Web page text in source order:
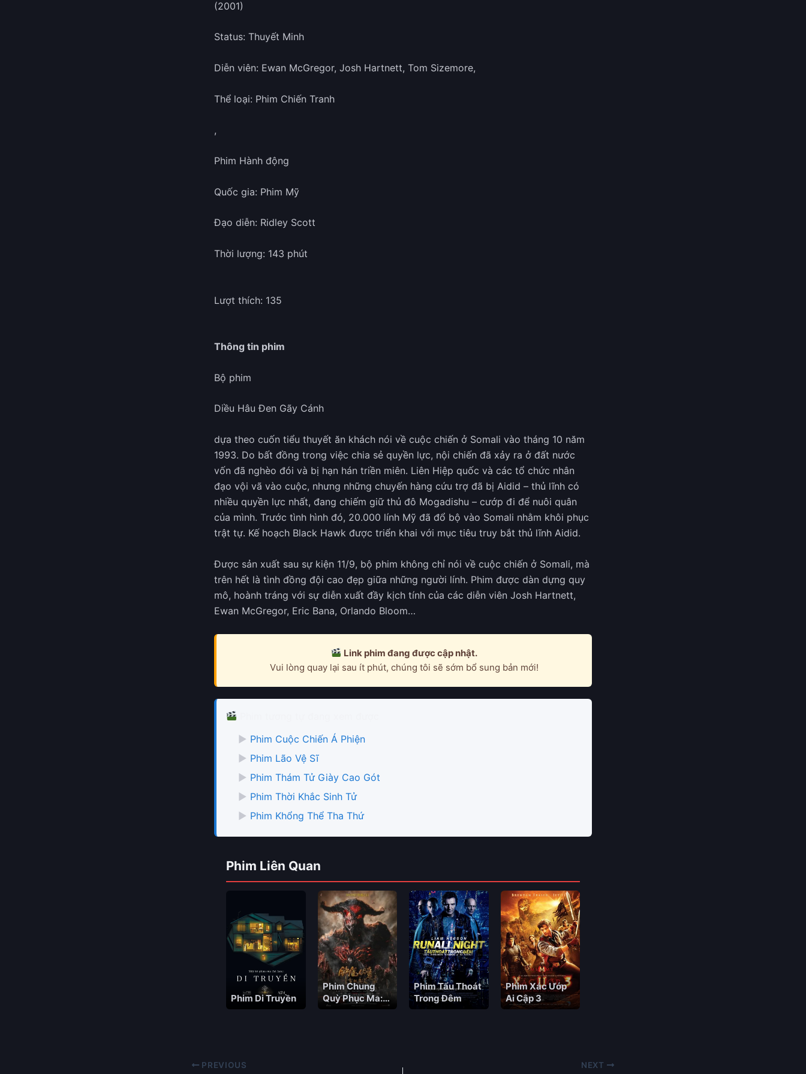
(2001)
Status: Thuyết Minh
Diễn viên: Ewan McGregor, Josh Hartnett, Tom Sizemore,
Thể loại: Phim Chiến Tranh
,
Phim Hành động
Quốc gia: Phim Mỹ
Đạo diễn: Ridley Scott
Thời lượng: 143 phút
Lượt thích: 135
Thông tin phim
Bộ phim
Diều Hâu Đen Gãy Cánh
dựa theo cuốn tiểu thuyết ăn khách nói về cuộc chiến ở Somali vào tháng 10 năm
1993. Do bất đồng trong việc chia sẻ quyền lực, nội chiến đã xảy ra ở đất nước
vốn đã nghèo đói và bị hạn hán triền miên. Liên Hiệp quốc và các tổ chức nhân
đạo vội vã vào cuộc, nhưng những chuyến hàng cứu trợ đã bị Aidid – thủ lĩnh có
nhiều quyền lực nhất, đang chiếm giữ thủ đô Mogadishu – cướp đi để nuôi quân
của mình. Trước tình hình đó, 20.000 lính Mỹ đã đổ bộ vào Somali nhằm khôi phục
trật tự. Kế hoạch Black Hawk được triển khai với mục tiêu truy bắt thủ lĩnh Aidid.
Được sản xuất sau sự kiện 11/9, bộ phim không chỉ nói về cuộc chiến ở Somali, mà
trên hết là tình đồng đội cao đẹp giữa những người lính. Phim được dàn dựng quy
mô, hoành tráng với sự diễn xuất đầy kịch tính của các diễn viên Josh Hartnett,
Ewan McGregor, Eric Bana, Orlando Bloom…
Link phim đang được cập nhật.
Vui lòng quay lại sau ít phút, chúng tôi sẽ sớm bổ sung bản mới!
▶ Phim Cuộc Chiến Á Phiện
▶ Phim Lão Vệ Sĩ
▶ Phim Thám Tử Giày Cao Gót
▶ Phim Thời Khắc Sinh Tử
▶ Phim Khổng Thể Tha Thứ
Phim Liên Quan
Phim Di Truyền
Phim Chung
Quỳ Phục Ma:
Tuyết Yêu Ma
Phim Tẩu Thoát
Trong Đêm
Phim Xác Ướp
Ai Cập 3
PREVIOUS NEXT